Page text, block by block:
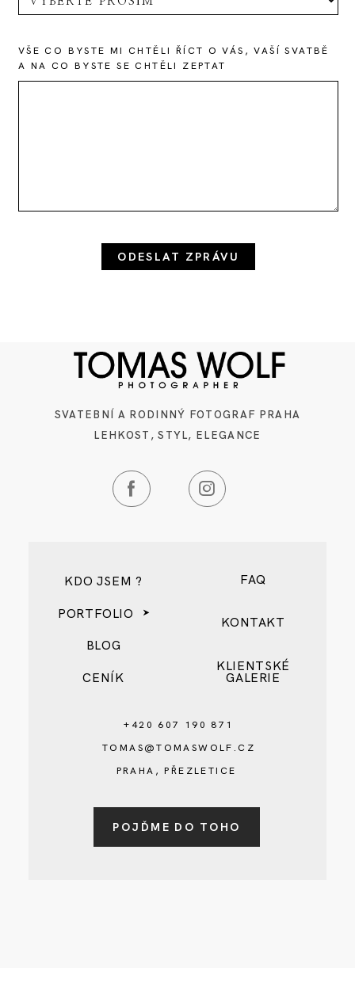
VŠE CO BYSTE MI CHTĚLI ŘÍCT O VÁS, VAŠÍ SVATBĚ
A NA CO BYSTE SE CHTĚLI ZEPTAT
+420 607 190 871
KDO JSEM ?
PORTFOLIO
BLOG
CENÍK
FAQ
KONTAKT
KLIENTSKÉ
GALERIE
TOMAS@TOMASWOLF.CZ
PRAHA, PŘEZLETICE
SVATEBNÍ A RODINNÝ FOTOGRAF PRAHA
LEHKOST, STYL, ELEGANCE
POJĎME DO TOHO